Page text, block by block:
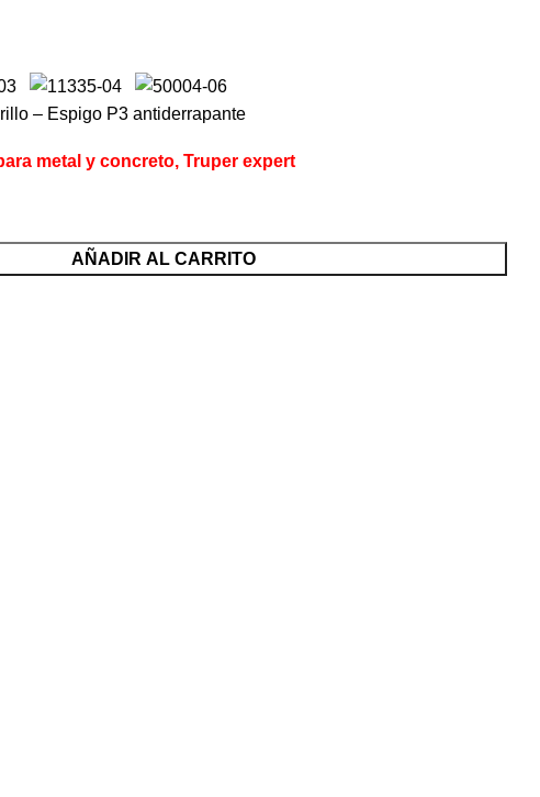
– Espigo P3 antiderrapante
metal y concreto, Truper expert
AÑADIR AL CARRITO